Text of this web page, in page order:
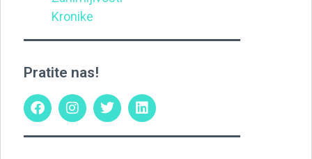
Kronike
Pratite nas!